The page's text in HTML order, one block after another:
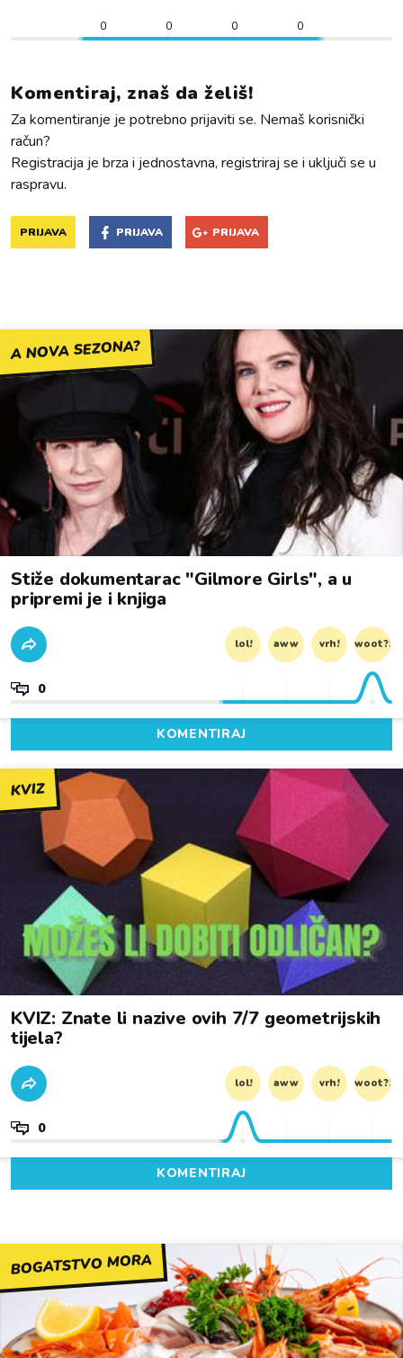
0 0 0 0
Komentiraj, znaš da želiš!
Za komentiranje je potrebno prijaviti se. Nemaš korisnički
račun?
Registracija je brza i jednostavna, registriraj se i uključi se u
raspravu.
PRIJAVA PRIJAVA PRIJAVA
A NOVA SEZONA?
Stiže dokumentarac "Gilmore Girls", a u
pripremi je i knjiga
lol! aww vrh! woot?!
0
KOMENTIRAJ
KVIZ
KVIZ: Znate li nazive ovih 7/7 geometrijskih
tijela?
lol! aww vrh! woot?!
0
KOMENTIRAJ
BOGATSTVO MORA